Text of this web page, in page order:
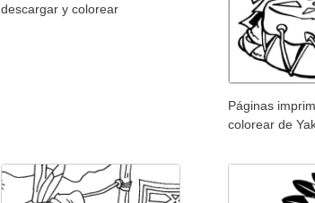
descargar y colorear
Páginas
colorear de